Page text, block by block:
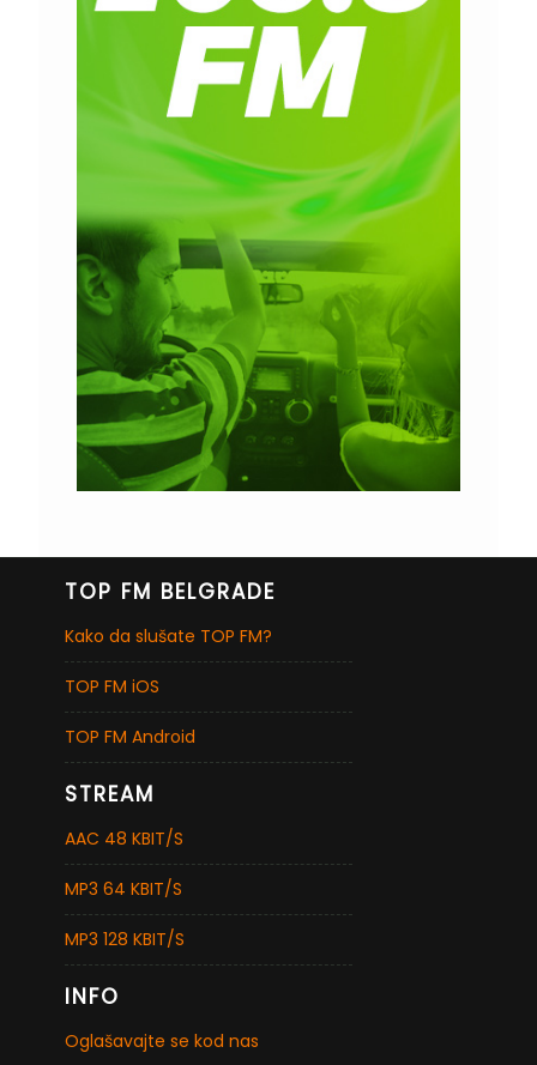
TOP FM BELGRADE
Kako da slušate TOP FM?
TOP FM iOS
TOP FM Android
STREAM
AAC 48 KBIT/S
MP3 64 KBIT/S
MP3 128 KBIT/S
INFO
Oglašavajte se kod nas